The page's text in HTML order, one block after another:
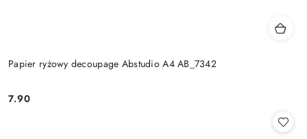
Papier ryżowy decoupage Abstudio A4 AB_7342
Cena:
7.90